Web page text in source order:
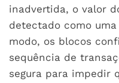
inadvertida, o valor
detectado como
modo, os blocos
sequência de
segura para impedir